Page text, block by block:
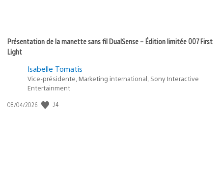
Présentation de la manette sans fil DualSense – Édition limitée 007 First
Light
Isabelle Tomatis
Vice-présidente, Marketing international, Sony Interactive
Entertainment
Date
08/04/2026 34